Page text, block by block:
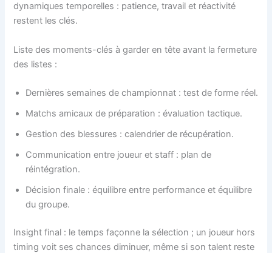
dynamiques temporelles : patience, travail et réactivité
restent les clés.
Liste des moments-clés à garder en tête avant la fermeture
des listes :
Dernières semaines de championnat : test de forme réel.
Matchs amicaux de préparation : évaluation tactique.
Gestion des blessures : calendrier de récupération.
Communication entre joueur et staff : plan de
réintégration.
Décision finale : équilibre entre performance et équilibre
du groupe.
Insight final : le temps façonne la sélection ; un joueur hors
timing voit ses chances diminuer, même si son talent reste